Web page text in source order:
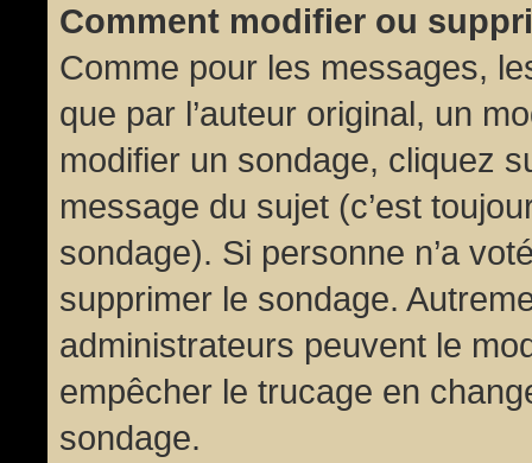
Comment modifier ou
Comme pour les messages,
que par l’auteur original, un
modifier un sondage, cliquez
message du sujet (c’est
sondage). Si personne n’a
supprimer le sondage.
administrateurs peuvent le
empêcher le trucage en
sondage.